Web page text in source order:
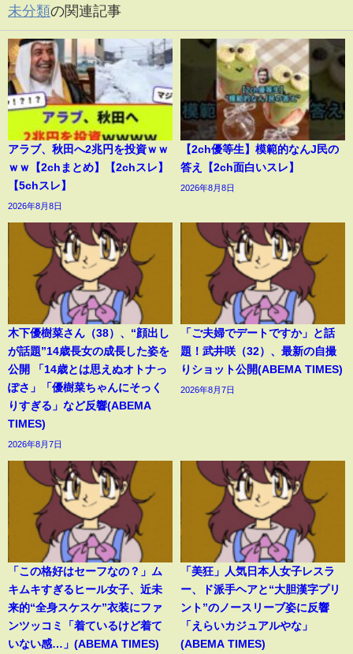
未分類の関連記事
アラブ、秋田へ2兆円を投資ｗｗ
ｗｗ【2chまとめ】【2chスレ】
【5chスレ】
2026年8月8日
【2ch優等生】模範的なんJ民の
答え【2ch面白いスレ】
2026年8月8日
木下優樹菜さん（38）、“顔出し
が話題”14歳長女の成長した姿を
公開 「14歳とは思えぬオトナっ
ぽさ」「優樹菜ちゃんにそっく
りすぎる」など反響(ABEMA
TIMES)
2026年8月7日
「ご夫婦でデートですか」と話
題！武井咲（32）、最新の自撮
りショット公開(ABEMA TIMES)
2026年8月7日
「この格好はセーフなの？」ム
キムキすぎるヒール女子、近未
来的“全身スケスケ”衣装にファ
ンツッコミ「着ているけど着て
いない感…」(ABEMA TIMES)
「美狂」人気日本人女子レスラ
ー、ド派手ヘアと“大胆漢字プリ
ント”のノースリーブ姿に反響
「えらいカジュアルやな」
(ABEMA TIMES)